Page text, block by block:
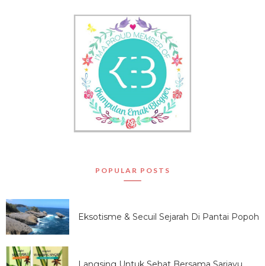
POPULAR POSTS
Eksotisme & Secuil Sejarah Di Pantai Popoh